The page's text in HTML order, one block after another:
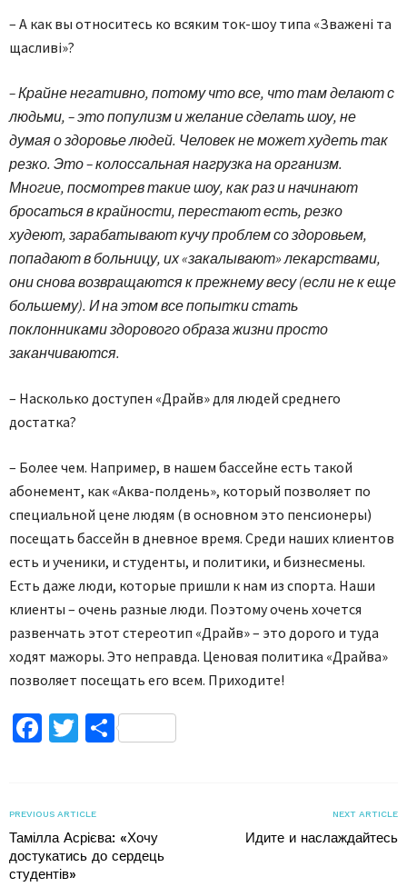
– А как вы относитесь ко всяким ток-шоу типа «Зважені та
щасливі»?
– Крайне негативно, потому что все, что там делают с
людьми, – это популизм и желание сделать шоу, не
думая о здоровье людей. Человек не может худеть так
резко. Это – колоссальная нагрузка на организм.
Многие, посмотрев такие шоу, как раз и начинают
бросаться в крайности, перестают есть, резко
худеют, зарабатывают кучу проблем со здоровьем,
попадают в больницу, их «закалывают» лекарствами,
они снова возвращаются к прежнему весу (если не к еще
большему). И на этом все попытки стать
поклонниками здорового образа жизни просто
заканчиваются.
– Насколько доступен «Драйв» для людей среднего
достатка?
– Более чем. Например, в нашем бассейне есть такой
абонемент, как «Аква-полдень», который позволяет по
специальной цене людям (в основном это пенсионеры)
посещать бассейн в дневное время. Среди наших клиентов
есть и ученики, и студенты, и политики, и бизнесмены.
Есть даже люди, которые пришли к нам из спорта. Наши
клиенты – очень разные люди. Поэтому очень хочется
развенчать этот стереотип «Драйв» – это дорого и туда
ходят мажоры. Это неправда. Ценовая политика «Драйва»
позволяет посещать его всем. Приходите!
Facebook
TwitterПоділитися
PREVIOUS ARTICLE
Тамілла Асрієва: «Хочу
достукатись до сердець
студентів»
NEXT ARTICLE
Идите и наслаждайтесь